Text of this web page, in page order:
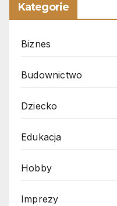
Kategorie
Biznes
Budownictwo
Dziecko
Edukacja
Hobby
Imprezy